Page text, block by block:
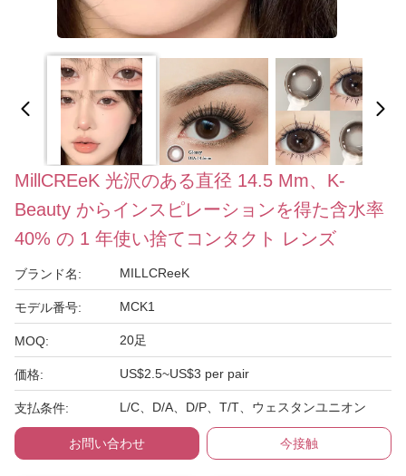
MillCREeK 光沢のある直径 14.5 Mm、K-
Beauty からインスピレーションを得た含水率
40% の 1 年使い捨てコンタクト レンズ
ブランド名: MILLCReeK
モデル番号: MCK1
MOQ: 20足
価格: US$2.5~US$3 per pair
支払条件: L/C、D/A、D/P、T/T、ウェスタンユニオン
お問い合わせ 今接触